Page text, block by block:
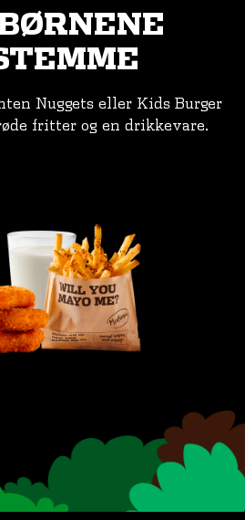
Nuggets eller Kids Burger
fritter og en drikkevare.